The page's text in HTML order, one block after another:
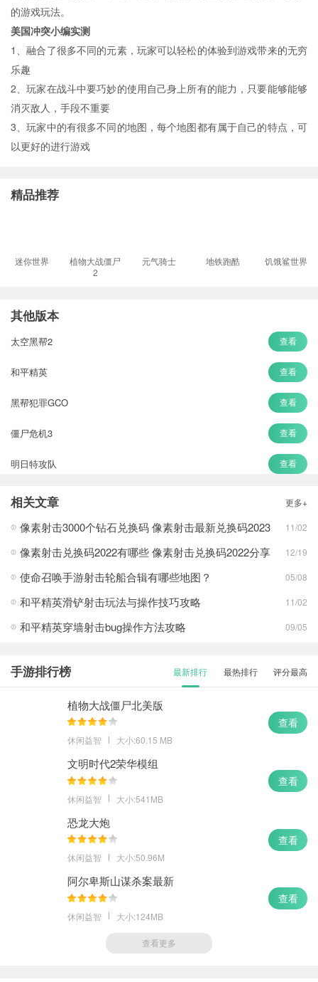
的游戏玩法。
美国冲突小编实测
1、融合了很多不同的元素，玩家可以轻松的体验到游戏带来的无穷
乐趣
2、玩家在战斗中要巧妙的使用自己身上所有的能力，只要能够能够
消灭敌人，手段不重要
3、玩家中的有很多不同的地图，每个地图都有属于自己的特点，可
以更好的进行游戏
精品推荐
迷你世界
植物大战僵尸
2
元气骑士 地铁跑酷 饥饿鲨世界
其他版本
太空黑帮2 查看
和平精英 查看
黑帮犯罪GCO 查看
僵尸危机3 查看
明日特攻队 查看
全境危机
狙击行动代号猎鹰 查看
相关文章 更多+
像素射击3000个钻石兑换码 像素射击最新兑换码2023 11/02
像素射击兑换码2022有哪些 像素射击兑换码2022分享 12/19
使命召唤手游射击轮船合辑有哪些地图？ 05/08
和平精英滑铲射击玩法与操作技巧攻略 11/02
和平精英穿墙射击bug操作方法攻略 09/05
手游排行榜 最新排行 最热排行 评分最高
植物大战僵尸北美版
休闲益智 大小:60.15 MB
查看
文明时代2荣华模组
休闲益智 大小:541MB
查看
恐龙大炮
休闲益智 大小:50.96M
查看
阿尔卑斯山谋杀案最新
休闲益智 大小:124MB
查看
查看更多